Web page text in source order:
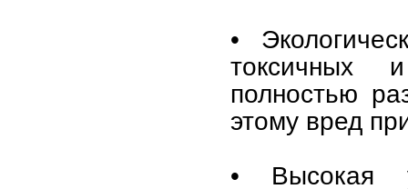
•
токсичных
полностью
этому вред
• Высокая